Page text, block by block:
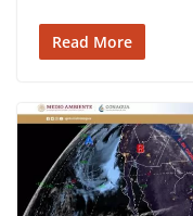
Read More